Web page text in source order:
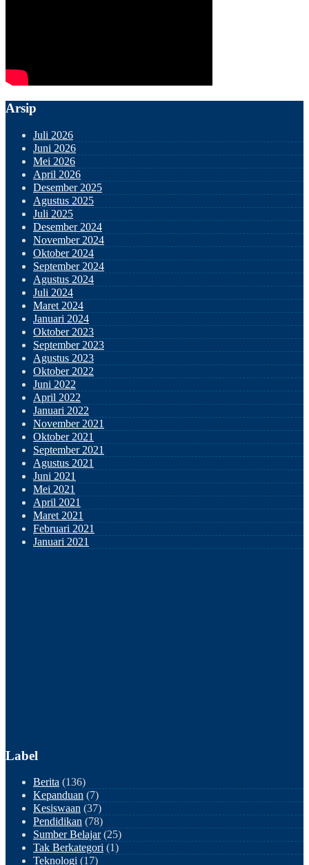
Arsip
Juli 2026
Juni 2026
Mei 2026
April 2026
Desember 2025
Agustus 2025
Juli 2025
Desember 2024
November 2024
Oktober 2024
September 2024
Agustus 2024
Juli 2024
Maret 2024
Januari 2024
Oktober 2023
September 2023
Agustus 2023
Oktober 2022
Juni 2022
April 2022
Januari 2022
November 2021
Oktober 2021
September 2021
Agustus 2021
Juni 2021
Mei 2021
April 2021
Maret 2021
Februari 2021
Januari 2021
Label
Berita (136)
Kepanduan (7)
Kesiswaan (37)
Pendidikan (78)
Sumber Belajar(25)
Tak Berkategori (1)
Teknologi (17)